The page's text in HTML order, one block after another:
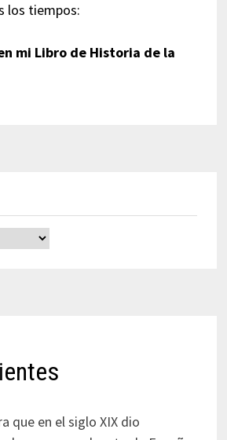
los tiempos:
mi Libro de Historia de la
que en el siglo XIX dio